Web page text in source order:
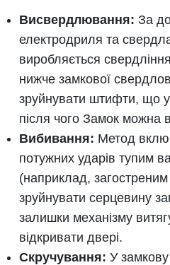
Висвердлювання: За
електродриля та
виробляється
нижче замкової
зруйнувати штифти, що
після чого Замок можна
Вибивання: Метод
потужних ударів тупим
(наприклад,
зруйнувати серцевину
залишки механізму
відкривати двері.
Скручування: У